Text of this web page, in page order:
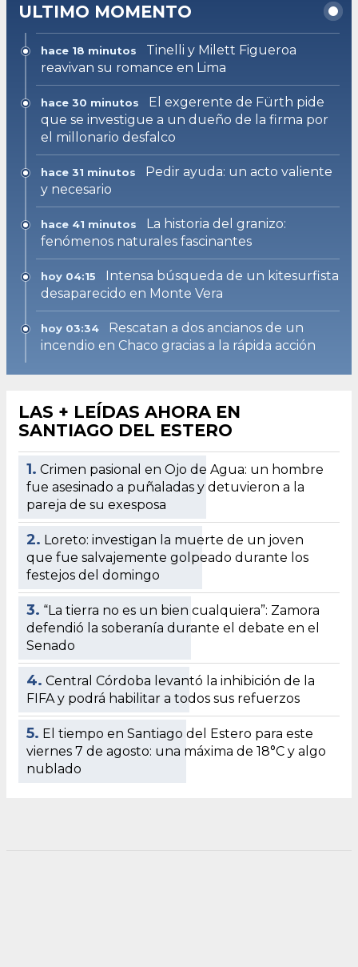
ULTIMO MOMENTO
hace 18 minutos
Tinelli y Milett Figueroa
reavivan su romance en Lima
hace 30 minutos
El exgerente de Fürth pide
que se investigue a un dueño de la firma por
el millonario desfalco
hace 31 minutos
Pedir ayuda: un acto valiente
y necesario
hace 41 minutos
La historia del granizo:
fenómenos naturales fascinantes
hoy 04:15
Intensa búsqueda de un kitesurfista
desaparecido en Monte Vera
hoy 03:34
Rescatan a dos ancianos de un
incendio en Chaco gracias a la rápida acción
LAS + LEÍDAS AHORA EN
SANTIAGO DEL ESTERO
1. Crimen pasional en Ojo de Agua: un hombre
fue asesinado a puñaladas y detuvieron a la
pareja de su exesposa
2. Loreto: investigan la muerte de un joven
que fue salvajemente golpeado durante los
festejos del domingo
3. “La tierra no es un bien cualquiera”: Zamora
defendió la soberanía durante el debate en el
Senado
4. Central Córdoba levantó la inhibición de la
FIFA y podrá habilitar a todos sus refuerzos
5. El tiempo en Santiago del Estero para este
viernes 7 de agosto: una máxima de 18°C y algo
nublado